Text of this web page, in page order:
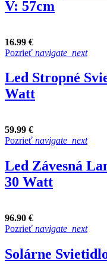
V: 57cm
16.99 €
Pozrieť navigate_next
Led Stropné
Watt
59.99 €
Pozrieť navigate_next
Led Závesná
30 Watt
96.90 €
Pozrieť navigate_next
Solárne